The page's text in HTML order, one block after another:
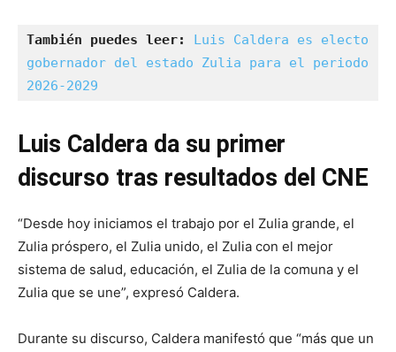
También puedes leer:
Luis Caldera es electo
gobernador del estado Zulia para el periodo
2026-2029
Luis Caldera da su primer
discurso tras resultados del CNE
“Desde hoy iniciamos el trabajo por el Zulia grande, el
Zulia próspero, el Zulia unido, el Zulia con el mejor
sistema de salud, educación, el Zulia de la comuna y el
Zulia que se une”, expresó Caldera.
Durante su discurso, Caldera manifestó que “más que un